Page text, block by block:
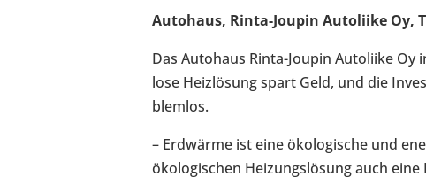
Auto­haus, Rinta-​Joupin Auto­liike Oy,
Das Auto­haus Rinta-​Joupin Auto­liike
lose Heiz­lö­sung spart Geld, und die
blem­los.
– Erd­wärme ist eine öko­lo­gi­sche und
öko­lo­gi­schen Hei­zungs­lö­sung auch